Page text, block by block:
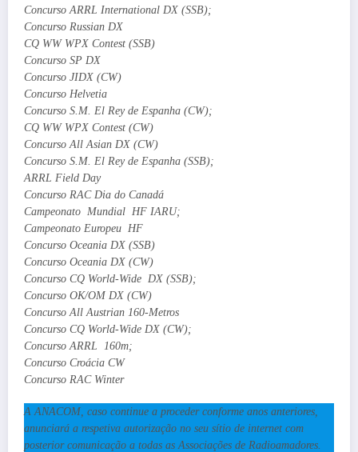
Concurso ARRL International DX (SSB);
Concurso Russian DX
CQ WW WPX Contest (SSB)
Concurso SP DX
Concurso JIDX (CW)
Concurso Helvetia
Concurso S.M. El Rey de Espanha (CW);
CQ WW WPX Contest (CW)
Concurso All Asian DX (CW)
Concurso S.M. El Rey de Espanha (SSB);
ARRL Field Day
Concurso RAC Dia do Canadá
Campeonato Mundial HF IARU;
Campeonato Europeu HF
Concurso Oceania DX (SSB)
Concurso Oceania DX (CW)
Concurso CQ World-Wide DX (SSB);
Concurso OK/OM DX (CW)
Concurso All Austrian 160-Metros
Concurso CQ World-Wide DX (CW);
Concurso ARRL 160m;
Concurso Croácia CW
Concurso RAC Winter
A ANACOM, caso continue a proceder conforme anos anteriores,
anunciará a respetiva autorização no seu sítio de internet com
posterior comunicação a todas as Associações de Radioamadores.